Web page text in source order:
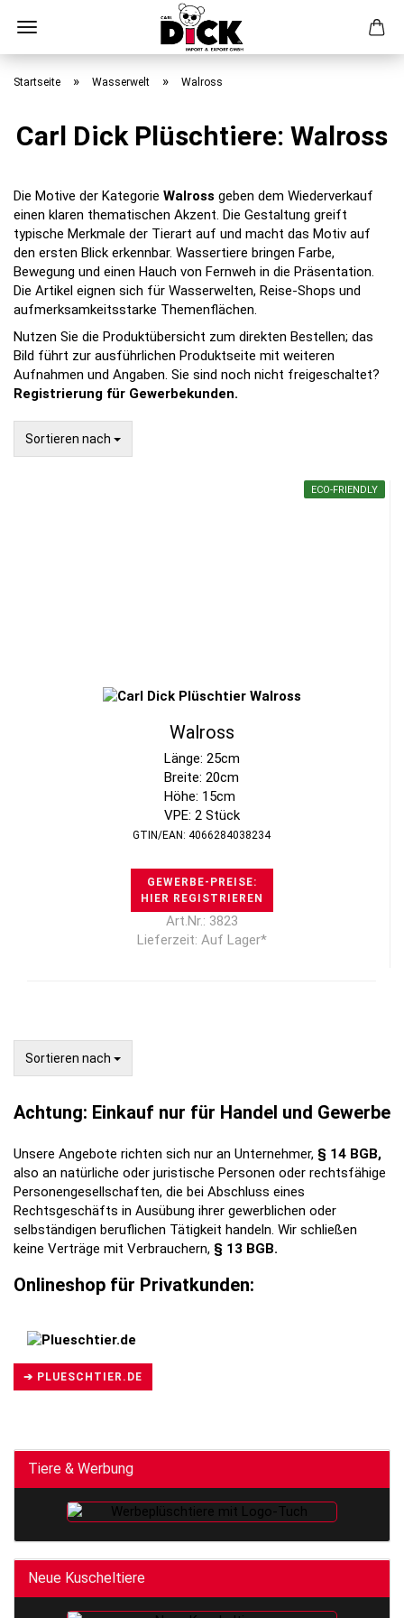
Direkt
zumStartseite » Wasserwelt » Walross
Carl Dick Plüschtiere: Walross
Die Motive der Kategorie Walross geben dem Wiederverkauf
einen klaren thematischen Akzent. Die Gestaltung greift
typische Merkmale der Tierart auf und macht das Motiv auf
den ersten Blick erkennbar. Wassertiere bringen Farbe,
Bewegung und einen Hauch von Fernweh in die Präsentation.
Die Artikel eignen sich für Wasserwelten, Reise-Shops und
aufmerksamkeitsstarke Themenflächen.
Nutzen Sie die Produktübersicht zum direkten Bestellen; das
Bild führt zur ausführlichen Produktseite mit weiteren
Aufnahmen und Angaben. Sie sind noch nicht freigeschaltet?
Registrierung für Gewerbekunden.
Sortieren nach
Sortieren nach
ECO-FRIENDLY
Walross
Länge: 25cm
Breite: 20cm
Höhe: 15cm
VPE: 2 Stück
GTIN/EAN: 4066284038234
GEWERBE-PREISE:
HIER REGISTRIEREN
Art.Nr.: 3823
Lieferzeit: Auf Lager*
Sortieren nach
Sortieren nach
Achtung: Einkauf nur für Handel und Gewerbe
Unsere Angebote richten sich nur an Unternehmer, § 14 BGB,
also an natürliche oder juristische Personen oder rechtsfähige
Personengesellschaften, die bei Abschluss eines
Rechtsgeschäfts in Ausübung ihrer gewerblichen oder
selbständigen beruflichen Tätigkeit handeln. Wir schließen
keine Verträge mit Verbrauchern, § 13 BGB.
Onlineshop für Privatkunden:
➔ PLUESCHTIER.DE
Tiere & Werbung
Neue Kuscheltiere